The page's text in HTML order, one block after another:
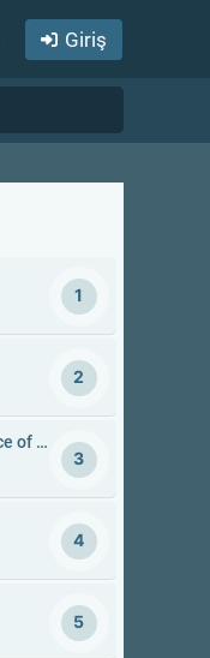
Giriş
1
2
Lucy Shimmers and the Prince of Peace
3
4
5